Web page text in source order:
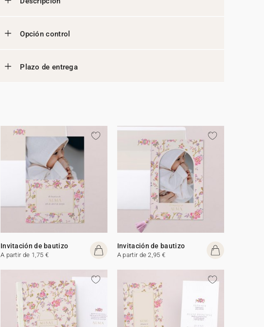
Opción control
Plazo de entrega
Invitación de bautizo
A partir de 1,75 €
Invitación de bautizo
A partir de 2,95 €